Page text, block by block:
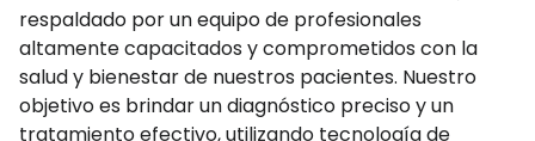
respaldado por un equipo de profesionales
altamente capacitados y comprometidos con la
salud y bienestar de nuestros pacientes. Nuestro
objetivo es brindar un diagnóstico preciso y un
tratamiento efectivo, utilizando tecnología de